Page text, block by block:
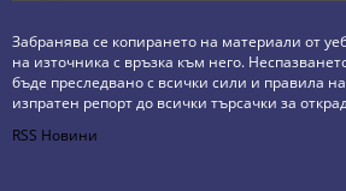
Забранява се копирането на материали от
на източника с връзка към него.
бъде преследвано с всички сили и правила
изпратен репорт до всички търсачки за
RSS Новини